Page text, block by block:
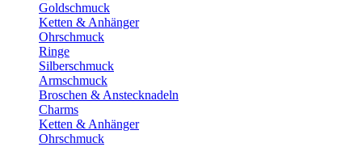
Goldschmuck
Ketten & Anhänger
Ohrschmuck
Ringe
Silberschmuck
Armschmuck
Broschen & Anstecknadeln
Charms
Ketten & Anhänger
Ohrschmuck